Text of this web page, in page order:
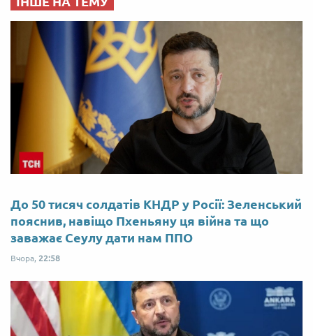
До 50 тисяч солдатів КНДР у Росії: Зеленський
пояснив, навіщо Пхеньяну ця війна та що
заважає Сеулу дати нам ППО
Вчора, 22:58